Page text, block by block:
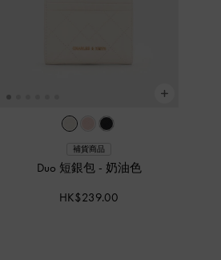
補貨商品
Duo 短銀包 - 奶油色
HK$239.00